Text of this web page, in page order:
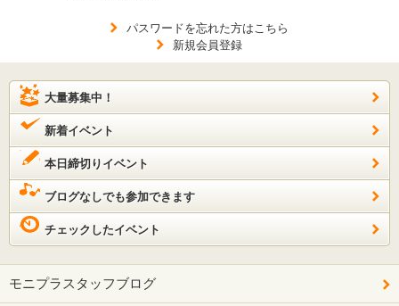
パスワードを忘れた方はこちら
新規会員登録
大量募集中！
新着イベント
本日締切りイベント
ブログなしでも参加できます
チェックしたイベント
モニプラスタッフブログ